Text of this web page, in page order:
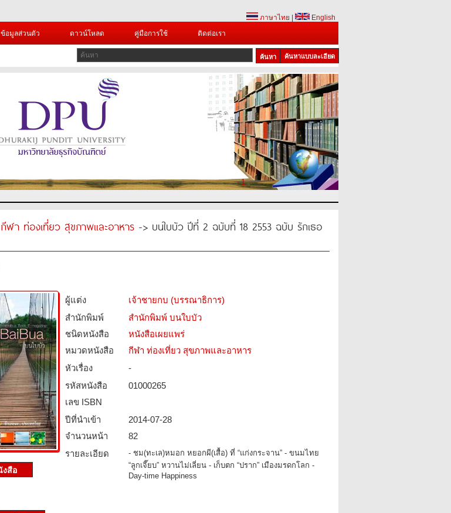
ภาษาไทย
English
ข้อมูลส่วนตัว ดาวน์โหลด คู่มือการใช้ ติดต่อเรา
ค้นหาแบบละเอียด
1
กีฬา ท่องเที่ยว สุขภาพและอาหาร -> บนใบบัว ปีที่ 2 ฉบับที่ 18 2553 ฉบับ รักเธอ
ผู้แต่ง
เจ้าชายกบ (บรรณาธิการ)
สำนักพิมพ์
สำนักพิมพ์ บนใบบัว
ชนิดหนังสือ­
หนังสือเผยแพร่
หมวดหนังสือ­
กีฬา ท่องเที่ยว สุขภาพและอาหาร
หัวเรื่อง
-
รหัสหนังสือ­
01000265
เลข ISBN
ปีที่นำเข้า
2014-07-28
จำนวนหน้า
82
รายละเอียด
- ชม(ทะเล)หมอก หยอกผี(เสื้อ) ที่ “แก่งกระจาน” - ขนมไทย
“ลูกเจี๊ยบ” หวานไม่เลี่ยน - เก็บตก “ปราก” เมืองมรดกโลก -
Day-time Happiness